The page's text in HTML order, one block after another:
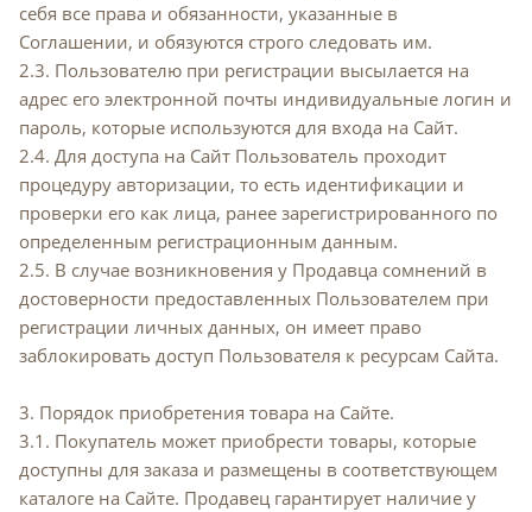
себя все права и обязанности, указанные в
Соглашении, и обязуются строго следовать им.
2.3. Пользователю при регистрации высылается на
адрес его электронной почты индивидуальные логин и
пароль, которые используются для входа на Сайт.
2.4. Для доступа на Сайт Пользователь проходит
процедуру авторизации, то есть идентификации и
проверки его как лица, ранее зарегистрированного по
определенным регистрационным данным.
2.5. В случае возникновения у Продавца сомнений в
достоверности предоставленных Пользователем при
регистрации личных данных, он имеет право
заблокировать доступ Пользователя к ресурсам Сайта.
3. Порядок приобретения товара на Сайте.
3.1. Покупатель может приобрести товары, которые
доступны для заказа и размещены в соответствующем
каталоге на Сайте. Продавец гарантирует наличие у